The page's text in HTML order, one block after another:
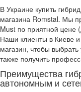
В Украине купить
магазина Romstal. Мы
Must по приятной цене
Наши клиенты в Киеве и
магазин, чтобы
также получить
Преимущества
автономным и